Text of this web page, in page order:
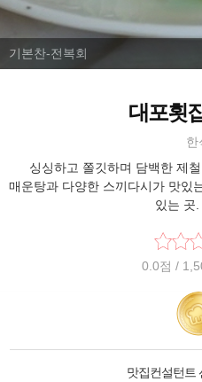
기본찬-전복회
대포횟
한
싱싱하고 쫄깃하며 담백한 제
매운탕과 다양한 스끼다시가 맛있
있는 곳.
0.0점 /
맛집컨설턴트